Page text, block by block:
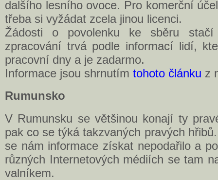
dalšího lesního ovoce. Pro komerční
třeba si vyžádat zcela jinou licenci.
Žádosti o povolenku ke sběru
zpracování trvá podle informací lidí,
pracovní dny a je zadarmo.
Informace jsou shrnutím tohoto článku z
Rumunsko
V Rumunsku se většinou konají ty
pak co se týká takzvaných pravých
se nám informace získat nepodařilo a
různých Internetových médiích se tam
valníkem.